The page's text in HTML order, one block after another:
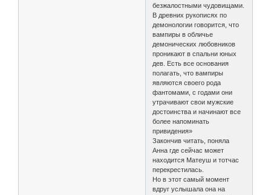
безжалостными чудовищами.
В древних рукописях по
демонологии говорится, что
вампиры в обличье
демонических любовников
проникают в спальни юных
дев. Есть все основания
полагать, что вампиры
являются своего рода
фантомами, с годами они
утрачивают свои мужские
достоинства и начинают все
более напоминать
привидения»
Закончив читать, поняла
Анна где сейчас может
находится Матеуш и тотчас
перекрестилась.
Но в этот самый момент
вдруг услышала она на